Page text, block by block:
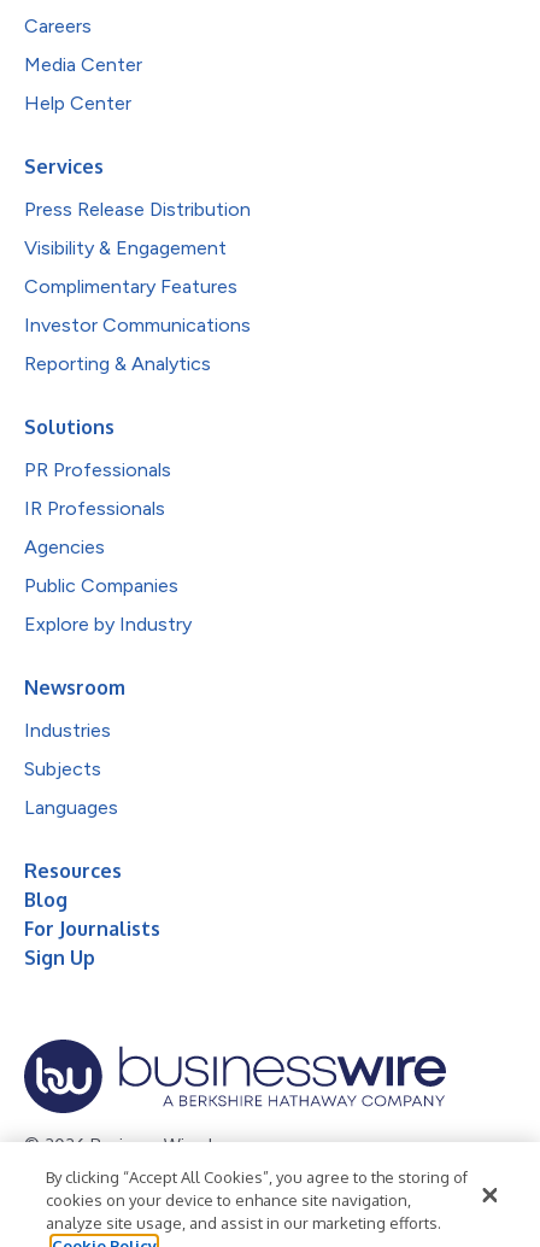
Careers
Media Center
Help Center
Services
Press Release Distribution
Visibility & Engagement
Complimentary Features
Investor Communications
Reporting & Analytics
Solutions
PR Professionals
IR Professionals
Agencies
Public Companies
Explore by Industry
Newsroom
Industries
Subjects
Languages
Resources
Blog
For Journalists
Sign Up
© 2026 Business Wire, Inc.
Privacy Policy Cookie Policy
Accessibility Statement
Terms of Use
Legal
By clicking “Accept All Cookies”, you agree to the storing of
cookies on your device to enhance site navigation,
analyze site usage, and assist in our marketing efforts.